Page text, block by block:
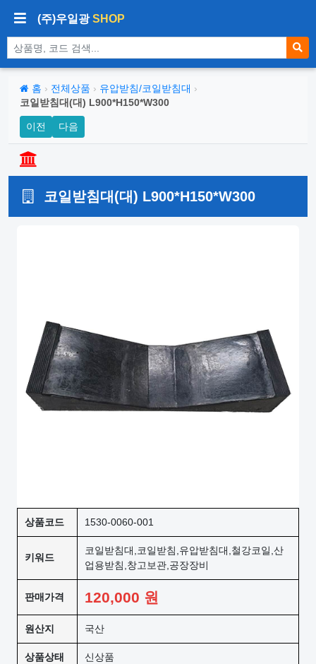
(주)우일광SHOP
상품 검색
홈 › 전체상품 › 유압받침/코일받침대 ›
코일받침대(대) L900*H150*W300
이전 다음
코일받침대(대) L900*H150*W300
상품코드 1530-0060-001
키워드
코일받침대,코일받침,유압받침대,철강코일,산
업용받침,창고보관,공장장비
판매가격 120,000 원
원산지 국산
상품상태 신상품